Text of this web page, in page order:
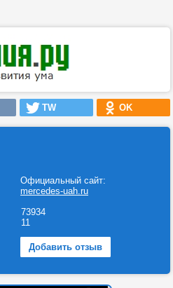
TW OK
Официальный сайт:
mercedes-uah.ru
73934
11
Добавить отзыв